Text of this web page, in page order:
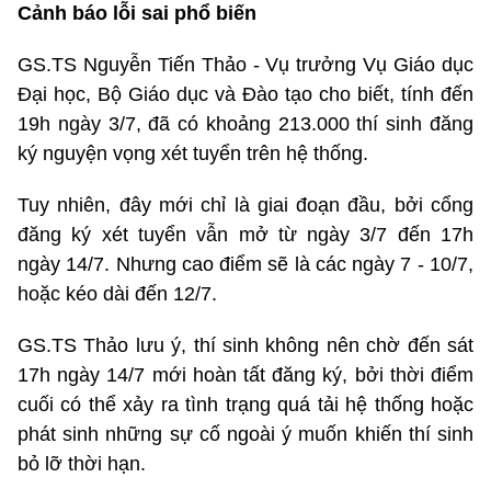
Cảnh báo lỗi sai phổ biến
GS.TS Nguyễn Tiến Thảo - Vụ trưởng Vụ Giáo dục
Đại học, Bộ Giáo dục và Đào tạo cho biết, tính đến
19h ngày 3/7, đã có khoảng 213.000 thí sinh đăng
ký nguyện vọng xét tuyển trên hệ thống.
Tuy nhiên, đây mới chỉ là giai đoạn đầu, bởi cổng
đăng ký xét tuyển vẫn mở từ ngày 3/7 đến 17h
ngày 14/7. Nhưng cao điểm sẽ là các ngày 7 - 10/7,
hoặc kéo dài đến 12/7.
GS.TS Thảo lưu ý, thí sinh không nên chờ đến sát
17h ngày 14/7 mới hoàn tất đăng ký, bởi thời điểm
cuối có thể xảy ra tình trạng quá tải hệ thống hoặc
phát sinh những sự cố ngoài ý muốn khiến thí sinh
bỏ lỡ thời hạn.